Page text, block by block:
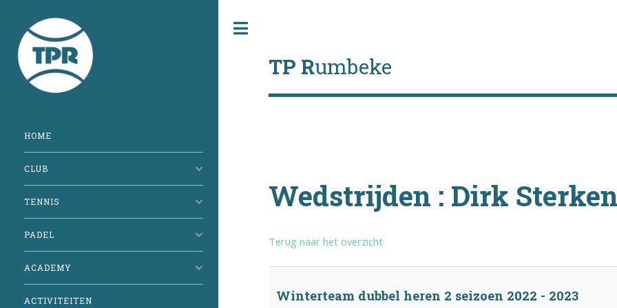
TP Rumbeke
Wedstrijden : Dirk
Terug naar het overzicht
Winterteam dubbel heren 2 seizoen 2022 - 2023
HOME
CLUB
TENNIS
PADEL
ACADEMY
ACTIVITEITEN